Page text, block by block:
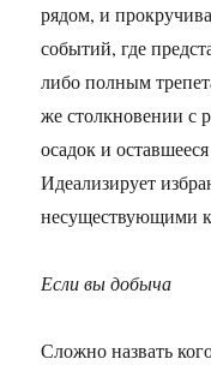
рядом, и
событий, где
либо полным
же столкновении с
осадок и
Идеализирует
несуществующими
Если вы добыча
Сложно назвать